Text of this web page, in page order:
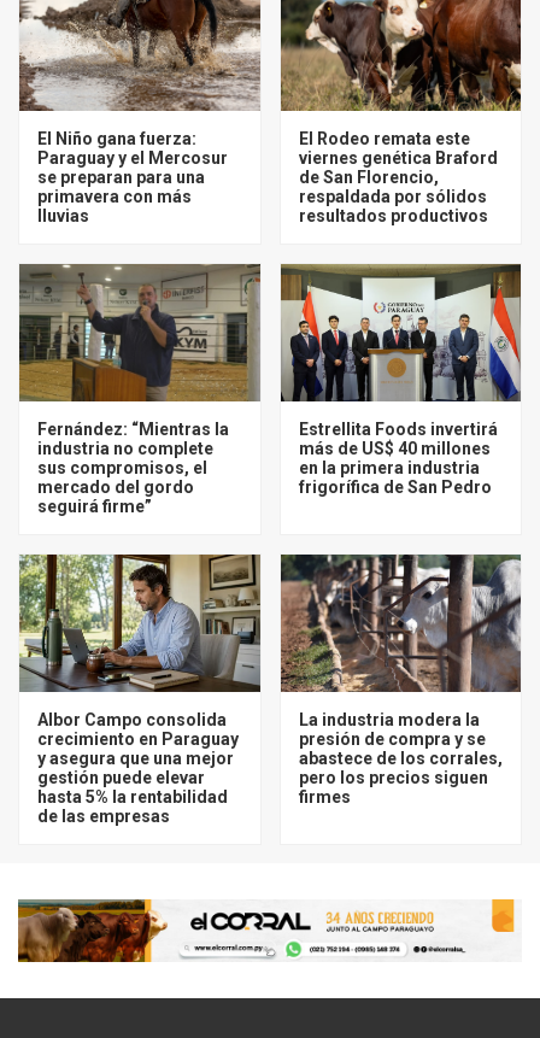
El Niño gana fuerza:
Paraguay y el Mercosur
se preparan para una
primavera con más
lluvias
El Rodeo remata este
viernes genética Braford
de San Florencio,
respaldada por sólidos
resultados productivos
Fernández: “Mientras la
industria no complete
sus compromisos, el
mercado del gordo
seguirá firme”
Estrellita Foods invertirá
más de US$ 40 millones
en la primera industria
frigorífica de San Pedro
Albor Campo consolida
crecimiento en Paraguay
y asegura que una mejor
gestión puede elevar
hasta 5% la rentabilidad
de las empresas
La industria modera la
presión de compra y se
abastece de los corrales,
pero los precios siguen
firmes